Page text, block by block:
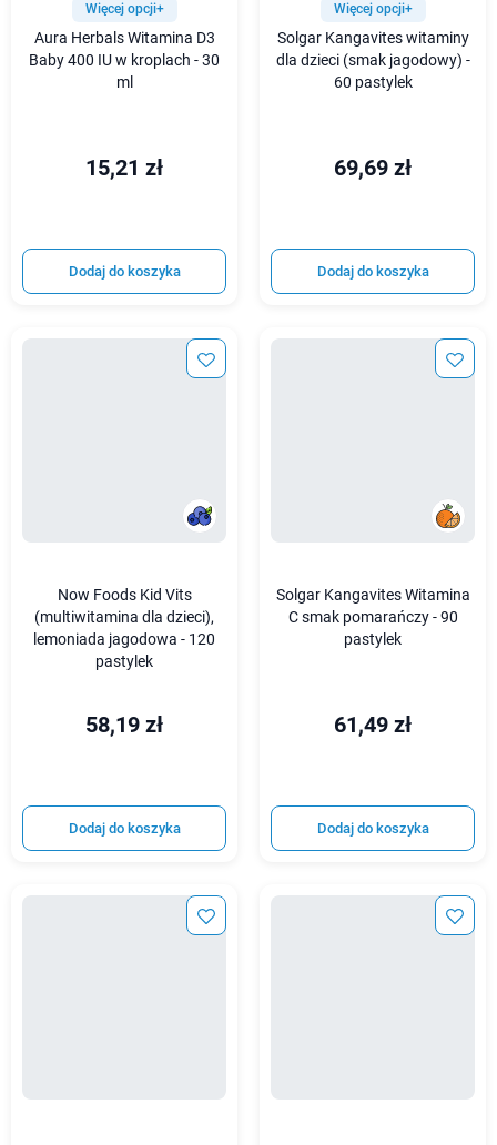
Więcej opcji+
Aura Herbals Witamina D3
Baby 400 IU w kroplach - 30
ml
15,21 zł
Dodaj do koszyka
Więcej opcji+
Solgar Kangavites witaminy
dla dzieci (smak jagodowy) -
60 pastylek
69,69 zł
Dodaj do koszyka
Now Foods Kid Vits
(multiwitamina dla dzieci),
lemoniada jagodowa - 120
pastylek
58,19 zł
Dodaj do koszyka
Solgar Kangavites Witamina
C smak pomarańczy - 90
pastylek
61,49 zł
Dodaj do koszyka